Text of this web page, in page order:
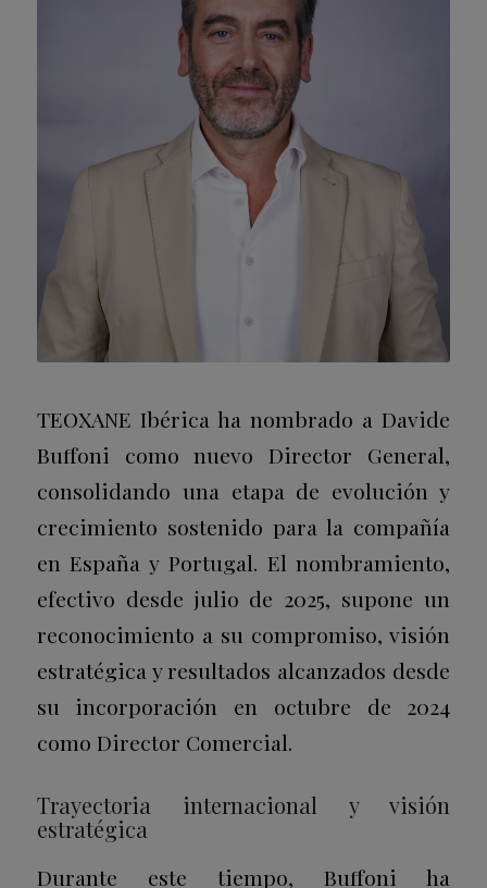
TEOXANE Ibérica ha nombrado a Davide
Buffoni como nuevo Director General,
consolidando una etapa de evolución y
crecimiento sostenido para la compañía
en España y Portugal. El nombramiento,
efectivo desde julio de 2025, supone un
reconocimiento a su compromiso, visión
estratégica y resultados alcanzados desde
su incorporación en octubre de 2024
como Director Comercial.
Trayectoria internacional y visión
estratégica
Durante este tiempo, Buffoni ha